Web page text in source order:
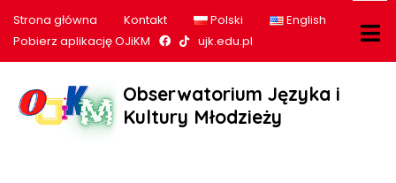
Strona główna Kontakt Polski
English
Pobierz aplikację OJiKM
Nasz profil na Facebook
Nasz profil na tiktok
ujk.edu.pl
Obserwatorium Języka i
Kultury Młodzieży